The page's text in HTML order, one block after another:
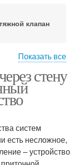
клапан
в стене
Показать все
стену
систем
есть несложное,
– устройство